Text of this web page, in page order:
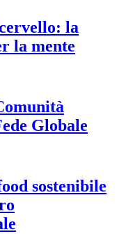
la
la mente
Globale
sostenibile